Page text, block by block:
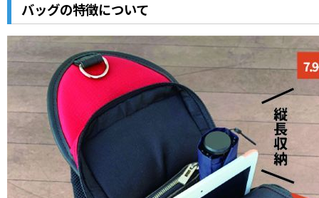
バッグの特徴について